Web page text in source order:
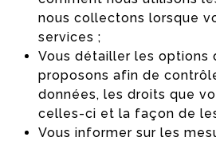
nous collectons lorsque
services ;
Vous détailler les options
proposons afin de
données, les droits que
celles-ci et la façon de
Vous informer sur les